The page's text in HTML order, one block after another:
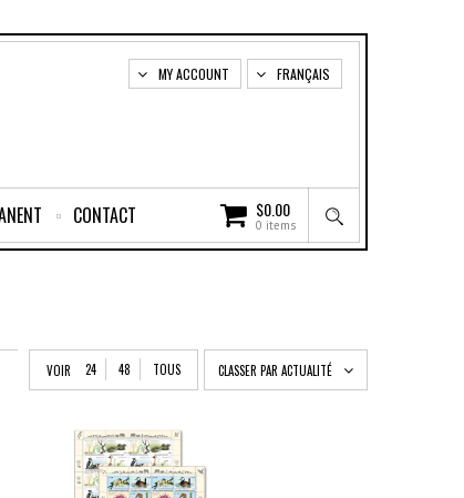
FRANÇAIS
MY ACCOUNT
$0.00
0 items
CONTACT
VOIR 24 48 TOUS CLASSER PAR ACTUALITÉ